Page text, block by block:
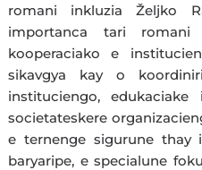
romani inkluzia Željko
importanca tari
kooperaciako e
sikavgya kay o
instituciengo,
societateskere
e ternenge sigurune thay
baryaripe, e specialune